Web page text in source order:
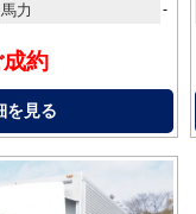
馬力 -
成約
を見る